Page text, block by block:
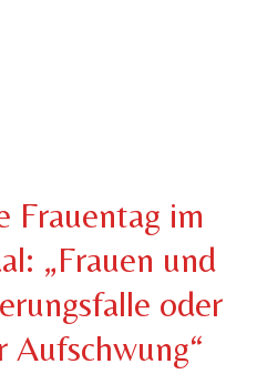
Frauentag im
„Frauen und
oder
Aufschwung“